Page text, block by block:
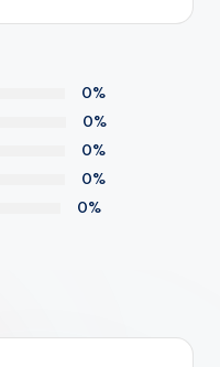
0%
0%
0%
0%
0%